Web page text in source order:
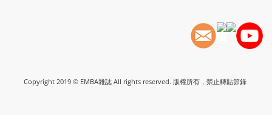
Copyright 2019 © EMBA雜誌 All rights reserved. 版權所有，禁止轉貼節錄